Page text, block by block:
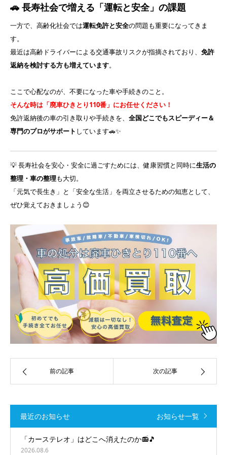
🚗 長寿社会で増える「運転と安全」の課題
一方で、高齢化社会では運転免許と安全の問題も重要になってきま
す。
最近は高齢ドライバーによる交通事故リスクが指摘されており、 免許
返納を検討する方も増えています。
ここで心配なのが、不要になった車や手続きのこと。
そんな時は「廃車ひきとり110番」にお任せください！
免許返納後の車の引き取りや手続きを、 全国どこでもスピーディー＆
専門のプロがサポート しています🚗✨
💡 長寿社会を安心・安全に過ごすためには、健康習慣と同時に生活の
整理・車の整理も大切。
「元気で長生き」と「安全な生活」を両立させるための知恵として、
ぜひ覚えておきましょう😊
前の記事 次の記事
最近のお知らせ お知らせ一覧
「カーステレオ」はどこへ消えたのか📻🎵
2026.08.6